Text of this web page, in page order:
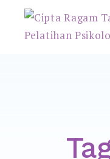
Cipta
Psikologi